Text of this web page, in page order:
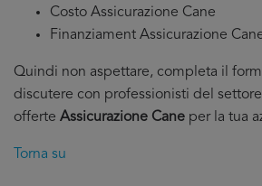
Costo Assicurazione Cane
Finanziament Assicurazione
Quindi non aspettare, completa il
discutere con professionisti del
offerte Assicurazione Cane per la tua
Torna su